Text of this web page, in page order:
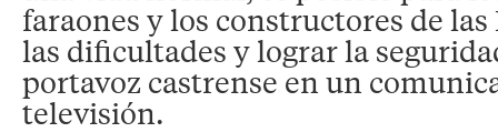
faraones y los constructores de
las dificultades y lograr la
portavoz castrense en un
televisión.